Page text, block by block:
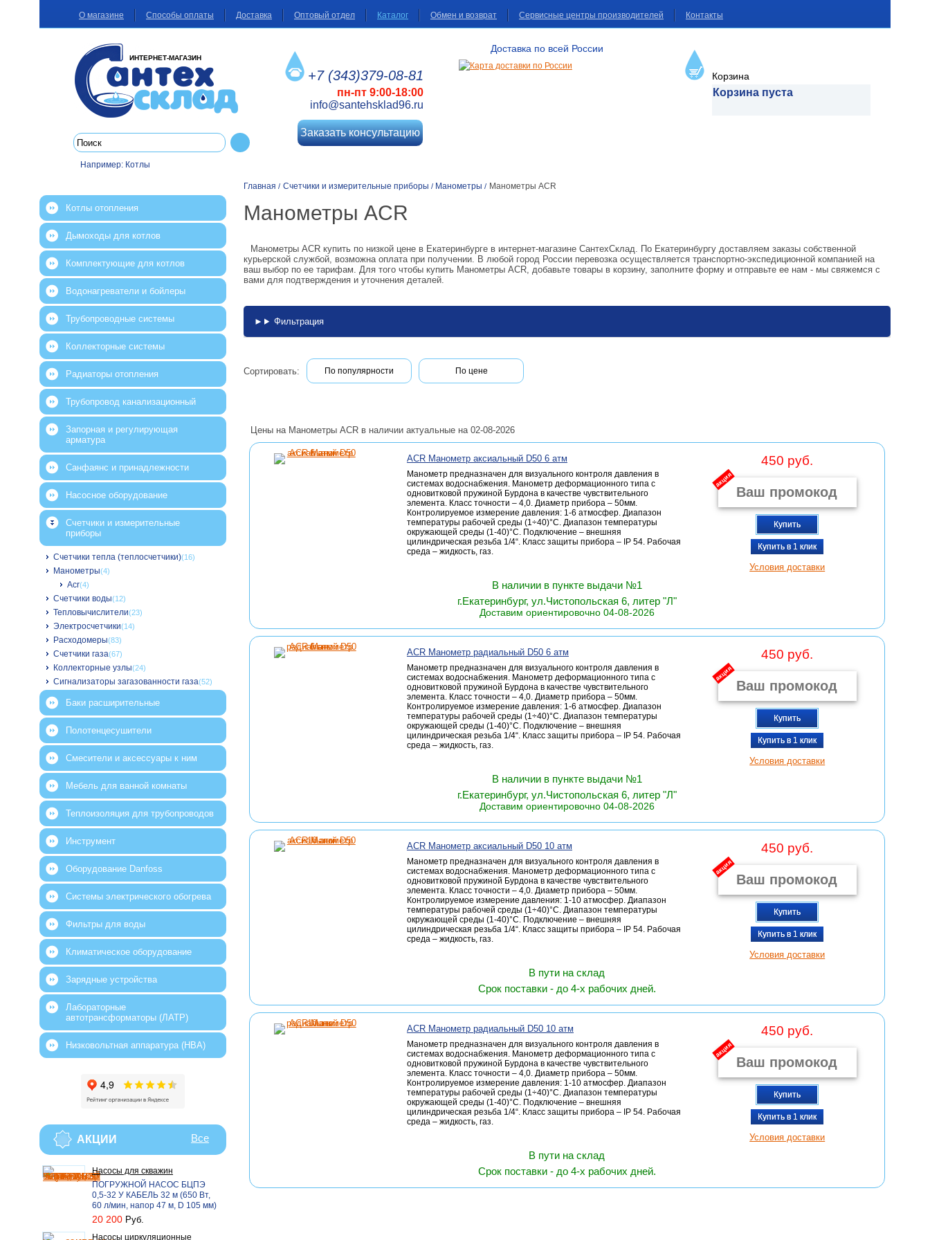
О магазине Способы оплаты Доставка Оптовый отдел Каталог Обмен и возврат Сервисные центры производителей Контакты
ИНТЕРНЕТ-МАГАЗИН
Например: Котлы
+7 (343)379-08-81
пн-пт 9:00-18:00
info@santehsklad96.ru
Заказать консультацию
Доставка по всей России
Корзина
Корзина пуста
Главная / Счетчики и измерительные приборы / Манометры / Манометры ACR
Манометры ACR
Манометры ACR купить по низкой цене в Екатеринбурге в интернет-магазине СантехСклад. По Екатеринбургу доставляем заказы собственной
курьерской службой, возможна оплата при получении. В любой город России перевозка осуществляется транспортно-экспедиционной компанией на
ваш выбор по ее тарифам. Для того чтобы купить Манометры ACR, добавьте товары в корзину, заполните форму и отправьте ее нам - мы свяжемся с
вами для подтверждения и уточнения деталей.
Фильтрация
Сортировать: По популярности По цене
Цены на Манометры ACR в наличии актуальные на 02-08-2026
ACR Манометр аксиальный D50 6 атм
Манометр предназначен для визуального контроля давления в
системах водоснабжения. Манометр деформационного типа с
одновитковой пружиной Бурдона в качестве чувствительного
элемента. Класс точности – 4,0. Диаметр прибора – 50мм.
Контролируемое измерение давления: 1-6 атмосфер. Диапазон
температуры рабочей среды (1÷40)°С. Диапазон температуры
окружающей среды (1-40)°С. Подключение – внешняя
цилиндрическая резьба 1/4“. Класс защиты прибора – IP 54. Рабочая
среда – жидкость, газ.
450 руб.
акция
Купить
Купить в 1 клик
Условия доставки
В наличии в пункте выдачи №1
г.Екатеринбург, ул.Чистопольская 6, литер "Л"
Доставим ориентировочно 04-08-2026
ACR Манометр радиальный D50 6 атм
Манометр предназначен для визуального контроля давления в
системах водоснабжения. Манометр деформационного типа с
одновитковой пружиной Бурдона в качестве чувствительного
элемента. Класс точности – 4,0. Диаметр прибора – 50мм.
Контролируемое измерение давления: 1-6 атмосфер. Диапазон
температуры рабочей среды (1÷40)°С. Диапазон температуры
окружающей среды (1-40)°С. Подключение – внешняя
цилиндрическая резьба 1/4“. Класс защиты прибора – IP 54. Рабочая
среда – жидкость, газ.
450 руб.
акция
Купить
Купить в 1 клик
Условия доставки
В наличии в пункте выдачи №1
г.Екатеринбург, ул.Чистопольская 6, литер "Л"
Доставим ориентировочно 04-08-2026
ACR Манометр аксиальный D50 10 атм
Манометр предназначен для визуального контроля давления в
системах водоснабжения. Манометр деформационного типа с
одновитковой пружиной Бурдона в качестве чувствительного
элемента. Класс точности – 4,0. Диаметр прибора – 50мм.
Контролируемое измерение давления: 1-10 атмосфер. Диапазон
температуры рабочей среды (1÷40)°С. Диапазон температуры
окружающей среды (1-40)°С. Подключение – внешняя
цилиндрическая резьба 1/4“. Класс защиты прибора – IP 54. Рабочая
среда – жидкость, газ.
450 руб.
акция
Купить
Купить в 1 клик
Условия доставки
В пути на склад
Срок поставки - до 4-х рабочих дней.
ACR Манометр радиальный D50 10 атм
Манометр предназначен для визуального контроля давления в
системах водоснабжения. Манометр деформационного типа с
одновитковой пружиной Бурдона в качестве чувствительного
элемента. Класс точности – 4,0. Диаметр прибора – 50мм.
Контролируемое измерение давления: 1-10 атмосфер. Диапазон
температуры рабочей среды (1÷40)°С. Диапазон температуры
окружающей среды (1-40)°С. Подключение – внешняя
цилиндрическая резьба 1/4“. Класс защиты прибора – IP 54. Рабочая
среда – жидкость, газ.
450 руб.
акция
Купить
Купить в 1 клик
Условия доставки
В пути на склад
Срок поставки - до 4-х рабочих дней.
Котлы отопления
Дымоходы для котлов
Комплектующие для котлов
Водонагреватели и бойлеры
Трубопроводные системы
Коллекторные системы
Радиаторы отопления
Трубопровод канализационный
Запорная и регулирующая
арматура
Санфаянс и принадлежности
Насосное оборудование
Счетчики и измерительные
приборы
Счетчики тепла (теплосчетчики)(16)
Манометры(4)
Acr(4)
Счетчики воды(12)
Тепловычислители(23)
Электросчетчики(14)
Расходомеры(83)
Счетчики газа(67)
Коллекторные узлы(24)
Сигнализаторы загазованности газа(52)
Баки расширительные
Полотенцесушители
Смесители и аксессуары к ним
Мебель для ванной комнаты
Теплоизоляция для трубопроводов
Инструмент
Оборудование Danfoss
Системы электрического обогрева
Фильтры для воды
Климатическое оборудование
Зарядные устройства
Лабораторные
автотрансформаторы (ЛАТР)
Низковольтная аппаратура (НВА)
АКЦИИ Все
Насосы для скважин
ПОГРУЖНОЙ НАСОС БЦПЭ
0,5-32 У КАБЕЛЬ 32 м (650 Вт,
60 л/мин, напор 47 м, D 105 мм)
20 200 Руб.
Насосы циркуляционные